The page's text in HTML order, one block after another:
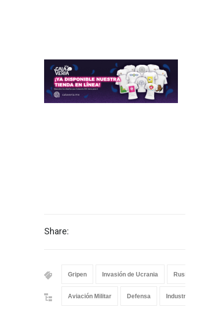
Share:
Gripen Invasión de Ucrania Rusia
Aviación Militar Defensa Industria